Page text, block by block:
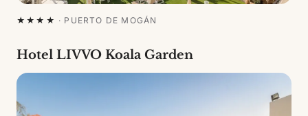
★★★★ · PUERTO DE MOGÁN
Hotel LIVVO Koala Garden